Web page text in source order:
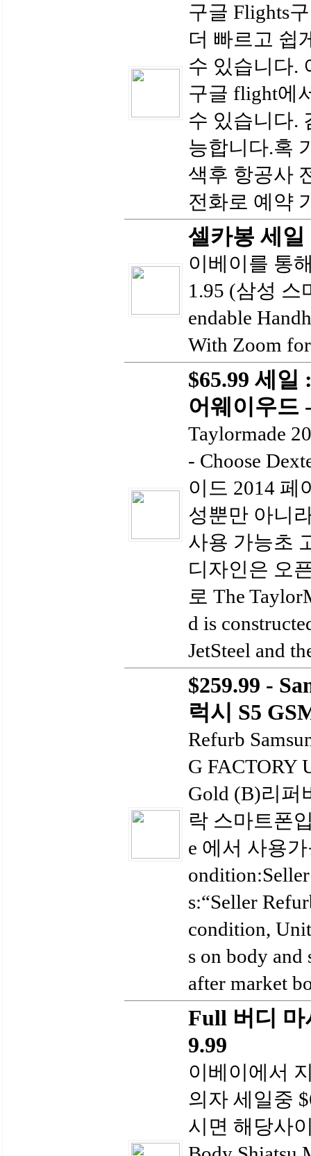
구글 Flights
더 빠르고 쉽
수 있습니다.
구글 flight에
수 있습니다.
능합니다.혹
색후 항공사
전화로 예약
셀카봉 세일
이베이를 통
1.95 (삼성 스
endable
With Zoom
$65.99 세일
어웨이우드
Taylormade
- Choose
이드 2014 페
성뿐만 아니
사용 가능초
디자인은 오
로 The
d is
JetSteel and
$259.99 -
럭시 S5
Refurb
G FACTORY
Gold (B)리퍼
락 스마트폰
e 에서 사용
s:“Seller
condition,
s on body and
after market
Full 버디 마
9.99
이베이에서
의자 세일중
시면 해당사